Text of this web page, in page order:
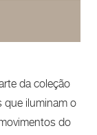
da coleção
que iluminam o
do